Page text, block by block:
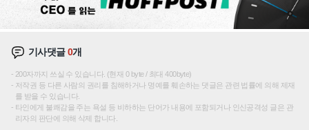
기사댓글0개
200자까지 쓰실 수 있습니다. (현재 0 byte / 최대 400byte)
저작권 등 다른 사람의 권리를 침해하거나 명예를 훼손하는 댓글은 관련 법률에 의해 제재
를 받을 수 있습니다.
타인에게 불쾌감을 주는 욕설 등 비하하는 단어가 내용에 포함되거나 인신공격성 글은 관
리자의 판단에 의해 삭제 합니다.